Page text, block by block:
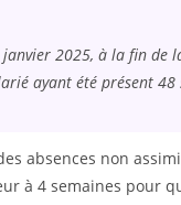
2025, à la fin de
ayant été présent
absences non
à 4 semaines pour